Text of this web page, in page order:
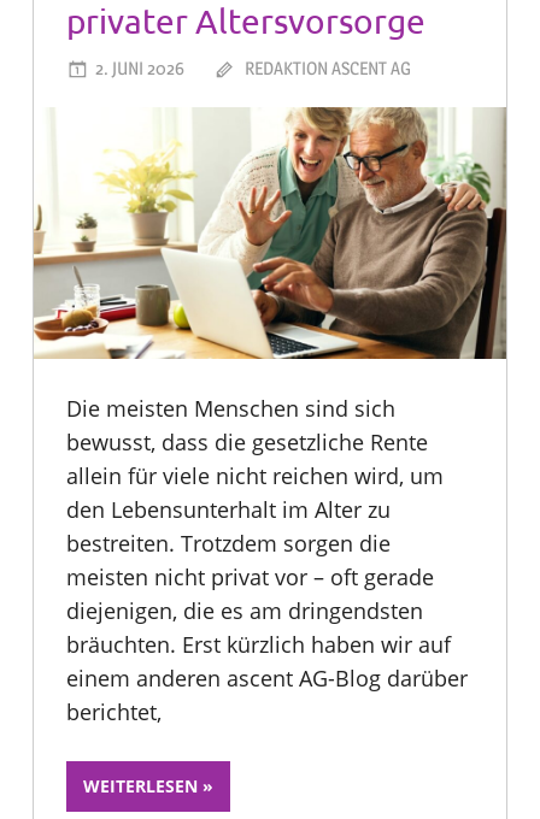
privater Altersvorsorge
2. JUNI 2026 REDAKTION ASCENT AG
Die meisten Menschen sind sich
bewusst, dass die gesetzliche Rente
allein für viele nicht reichen wird, um
den Lebensunterhalt im Alter zu
bestreiten. Trotzdem sorgen die
meisten nicht privat vor – oft gerade
diejenigen, die es am dringendsten
bräuchten. Erst kürzlich haben wir auf
einem anderen ascent AG-Blog darüber
berichtet,
WEITERLESEN